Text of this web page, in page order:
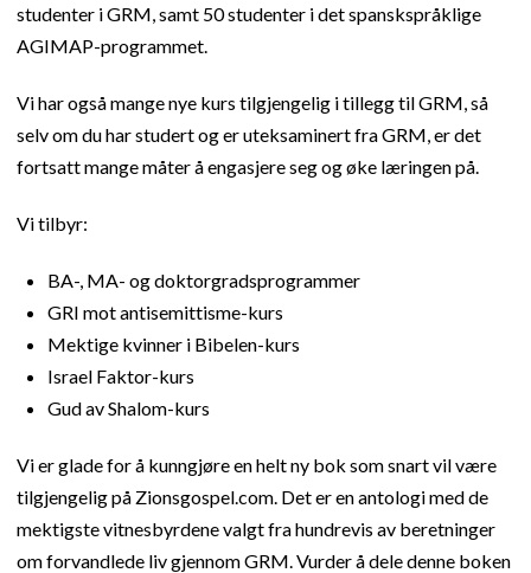
studenter i GRM, samt 50 studenter i det spanskspråklige
AGIMAP-programmet.
Vi har også mange nye kurs tilgjengelig i tillegg til GRM, så
selv om du har studert og er uteksaminert fra GRM, er det
fortsatt mange måter å engasjere seg og øke læringen på.
Vi tilbyr:
BA-, MA- og doktorgradsprogrammer
GRI mot antisemittisme-kurs
Mektige kvinner i Bibelen-kurs
Israel Faktor-kurs
Gud av Shalom-kurs
Vi er glade for å kunngjøre en helt ny bok som snart vil være
tilgjengelig på Zionsgospel.com. Det er en antologi med de
mektigste vitnesbyrdene valgt fra hundrevis av beretninger
om forvandlede liv gjennom GRM. Vurder å dele denne boken